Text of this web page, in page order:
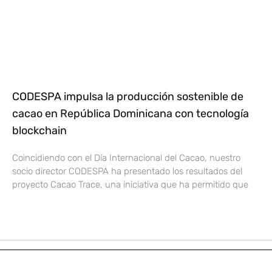
CODESPA impulsa la producción sostenible de
cacao en República Dominicana con tecnología
blockchain
Coincidiendo con el Día Internacional del Cacao, nuestro
socio director CODESPA ha presentado los resultados del
proyecto Cacao Trace, una iniciativa que ha permitido que